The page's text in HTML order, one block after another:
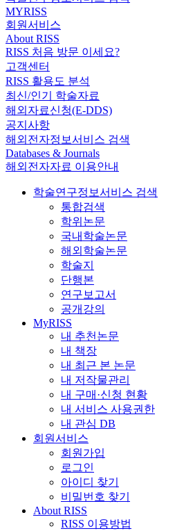
MYRISS
회원서비스
About RISS
RISS 처음 방문 이세요?
고객센터
RISS 활용도 분석
최신/인기 학술자료
해외자료신청(E-DDS)
공지사항
해외전자정보서비스 검색
Databases & Journals
해외전자자료 이용안내
학술연구정보서비스 검색
통합검색
학위논문
국내학술논문
해외학술논문
학술지
단행본
연구보고서
공개강의
MyRISS
내 추천논문
내 책장
내 최근 본 논문
내 저작물관리
내 구매·신청 현황
내 서비스 사용권한
내 관심 DB
회원서비스
회원가입
로그인
아이디 찾기
비밀번호 찾기
About RISS
RISS 이용방법